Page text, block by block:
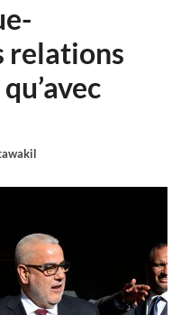
relations